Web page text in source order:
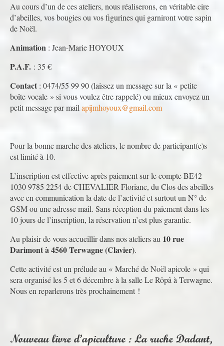
Au cours d’un de ces ateliers, nous réaliserons, en véritable cire
d’abeilles, vos bougies ou vos figurines qui garniront votre sapin
de Noël.
Animation : Jean-Marie HOYOUX
P.A.F. : 35 €
Contact : 0474/55 99 90 (laissez un message sur la « petite
boîte vocale » si vous voulez être rappelé) ou mieux envoyez un
petit message par mail apijmhoyoux@gmail.com
Pour la bonne marche des ateliers, le nombre de participant(e)s
est limité à 10.
L’inscription est effective après paiement sur le compte BE42
1030 9785 2254 de CHEVALIER Floriane, du Clos des abeilles
avec en communication la date de l’activité et surtout un N° de
GSM ou une adresse mail. Sans réception du paiement dans les
10 jours de l’inscription, la réservation n’est plus garantie.
Au plaisir de vous accueillir dans nos ateliers au 10 rue
Darimont à 4560 Terwagne (Clavier).
Cette activité est un prélude au « Marché de Noël apicole » qui
sera organisé les 5 et 6 décembre à la salle Le Rôpâ à Terwagne.
Nous en reparlerons très prochainement !
Nouveau livre d’apiculture : La ruche Dadant,